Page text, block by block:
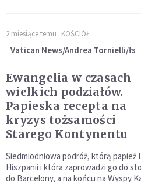
2 miesiące temu KOŚCIÓŁ
Vatican News/Andrea Tornielli/łs
Ewangelia w czasach
wielkich podziałów.
Papieska recepta na
kryzys tożsamości
Starego Kontynentu
Siedmiodniowa podróż, którą papież
Hiszpanii i która zaprowadzi go do
do Barcelony, a na końcu na Wyspy